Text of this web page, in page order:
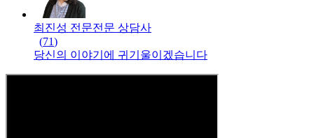
최진성 전문전문 상담사
(71)
당신의 이야기에 귀기울이겠습니다